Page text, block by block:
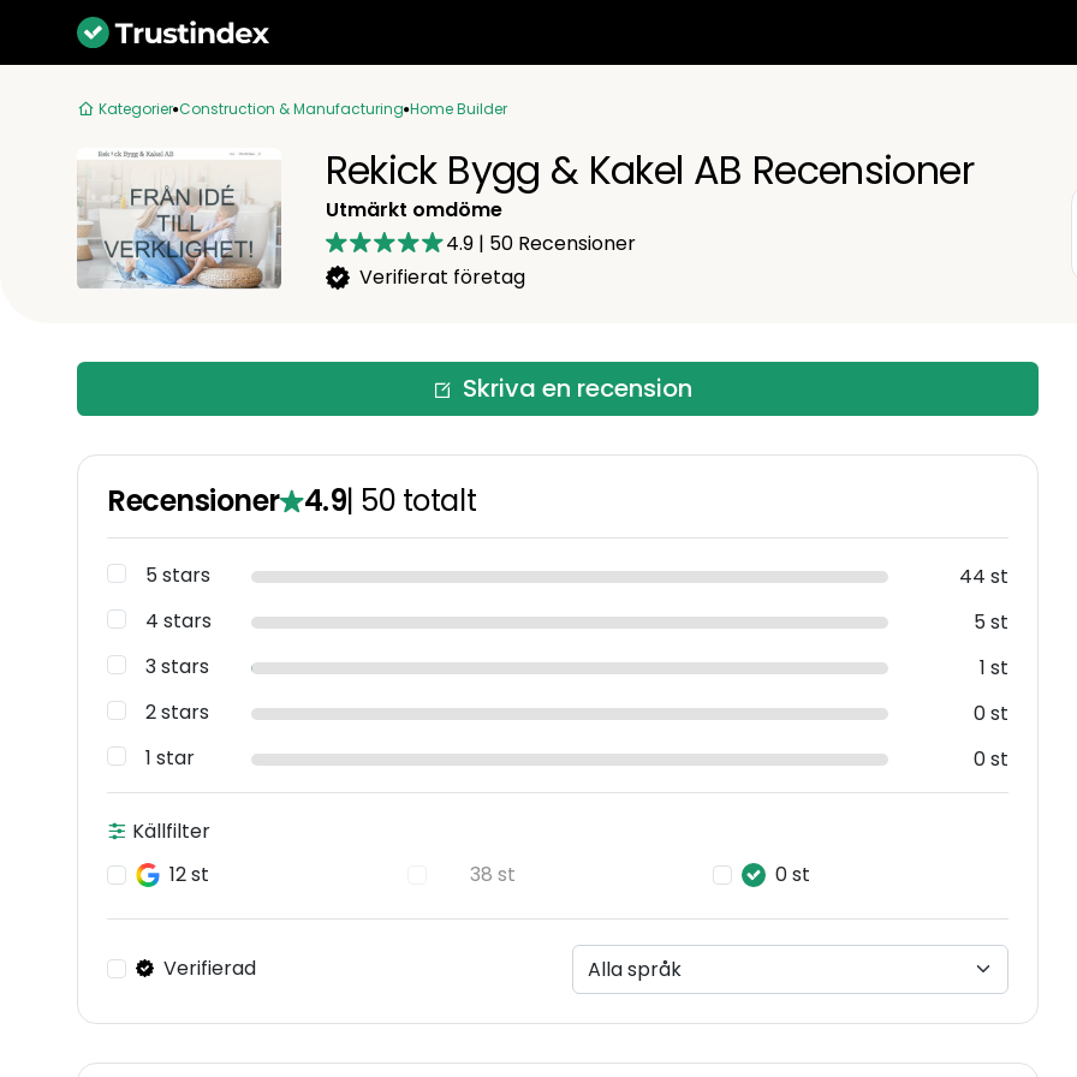
Kategorier Construction & Manufacturing Home Builder
Rekick Bygg & Kakel AB Recensioner
Utmärkt omdöme
4.9 | 50Recensioner
Verifierat företag
Skriva en recension
Recensioner 4.9| 50 totalt
5 stars
44 st
4 stars
5 st
3 stars
1 st
2 stars
0 st
1 star
0 st
Källfilter
12 st
38 st 0 st
Verifierad